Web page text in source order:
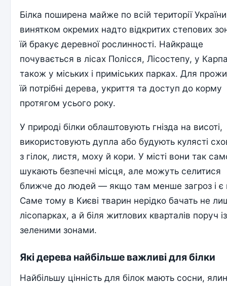
Білка поширена майже по всій території
винятком окремих надто відкритих степових
їй бракує деревної рослинності. Найкраще
почувається в лісах Полісся, Лісостепу, у
також у міських і приміських парках. Для
їй потрібні дерева, укриття та доступ до корму
протягом усього року.
У природі білки облаштовують гнізда на висоті,
використовують дупла або будують кулясті
з гілок, листя, моху й кори. У місті вони так
шукають безпечні місця, але можуть селитися
ближче до людей — якщо там менше загроз і є
Саме тому в Києві тварин нерідко бачать не
лісопарках, а й біля житлових кварталів поруч із
зеленими зонами.
Які дерева найбільше важливі для білки
Найбільшу цінність для білок мають сосни,